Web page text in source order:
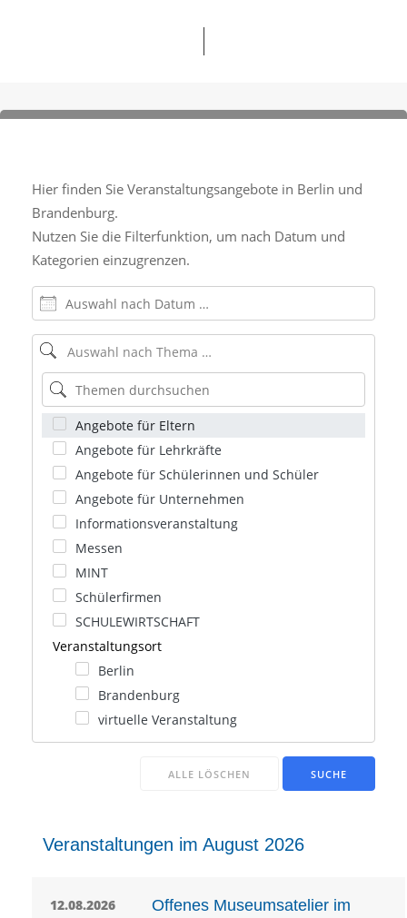
Hier finden Sie Veranstaltungsangebote in Berlin und
Brandenburg.
Nutzen Sie die Filterfunktion, um nach Datum und
Kategorien einzugrenzen.
Auswahl nach Datum …
Auswahl nach Thema …
Auswahl nach Thema …
Angebote für Eltern
Angebote für Lehrkräfte
Angebote für Schülerinnen und Schüler
Angebote für Unternehmen
Informationsveranstaltung
Messen
MINT
Schülerfirmen
SCHULEWIRTSCHAFT
Veranstaltungsort
Berlin
Brandenburg
virtuelle Veranstaltung
ALLE LÖSCHEN SUCHE
Veranstaltungen im August 2026
12.08.2026
Offenes Museumsatelier im